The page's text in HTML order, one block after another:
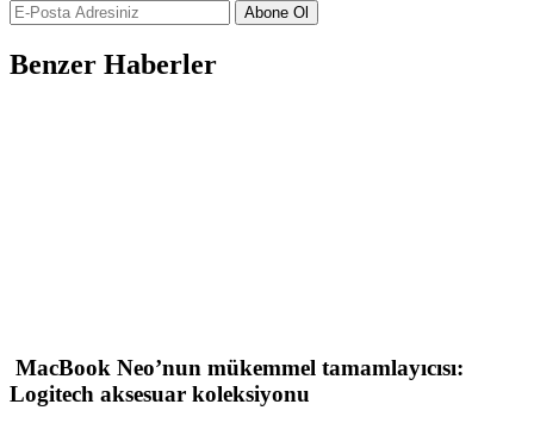
Abone Ol
Benzer Haberler
MacBook Neo’nun mükemmel tamamlayıcısı:
Logitech aksesuar koleksiyonu